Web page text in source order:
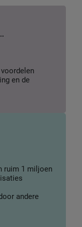
en de
ruim 1 miljoen
andere